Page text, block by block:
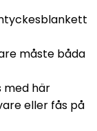
måste båda
med här
eller fås på